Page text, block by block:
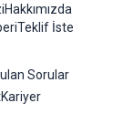
ücretsiz
Hakkımızda
Teklif İste
Sorular
Kariyer